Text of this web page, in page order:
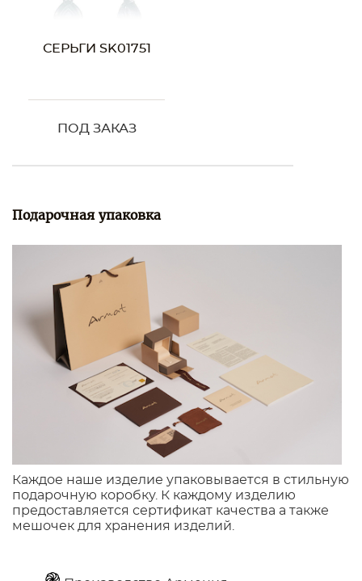
СЕРЬГИ SK01751
ПОД ЗАКАЗ
Подарочная упаковка
Каждое наше изделие упаковывается в стильную
подарочную коробку. К каждому изделию
предоставляется сертификат качества а также
мешочек для хранения изделий.